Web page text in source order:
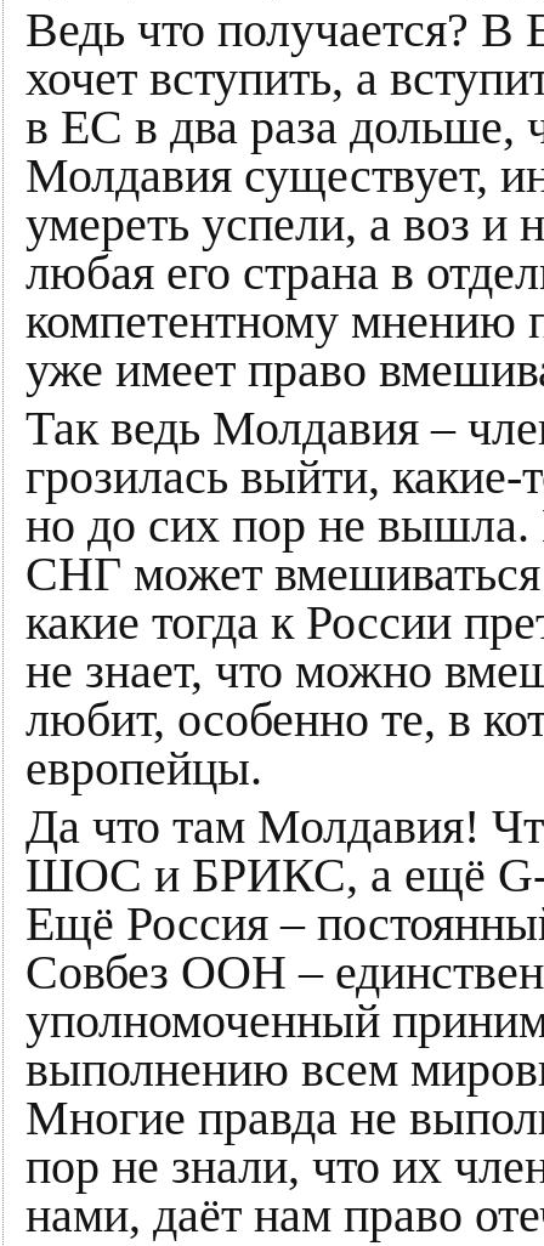
Ведь что получается?
хочет вступить, а
в ЕС в два раза дольше,
Молдавия существует,
умереть успели, а воз
любая его страна в
компетентному мнению
уже имеет право
Так ведь Молдавия –
грозилась выйти,
но до сих пор не вышла.
СНГ может
какие тогда к России
не знает, что можно
любит, особенно те, в
европейцы.
Да что там Молдавия!
ШОС и БРИКС, а ещё G-
Ещё Россия –
Совбез ООН –
уполномоченный
выполнению всем
Многие правда не
пор не знали, что их
нами, даёт нам право